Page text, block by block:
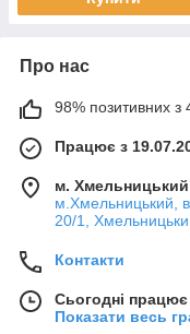
Про нас
98% позитивних з
Працює з
м. Хмельницький
м.Хмельницький,
20/1,
Контакти
Сьогодні
Показати весь